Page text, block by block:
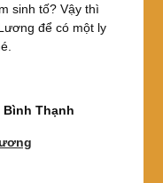
sinh tố? Vậy thì
để có một ly
Bình Thạnh